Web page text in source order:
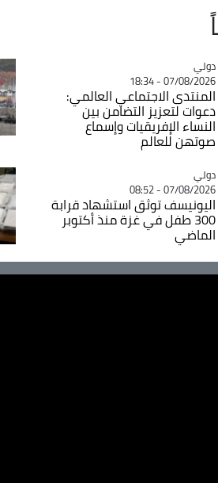
Catégorie
دولي
07/08/2026 - 18:34
المنتدى الاجتماعي العالمي:
دعوات لتعزيز التضامن بين
النساء الإفريقيات وإسماع
صوتهن للعالم
Catégorie
دولي
07/08/2026 - 08:52
اليونيسف توثق استشهاد قرابة
300 طفل في غزة منذ أكتوبر
الماضي